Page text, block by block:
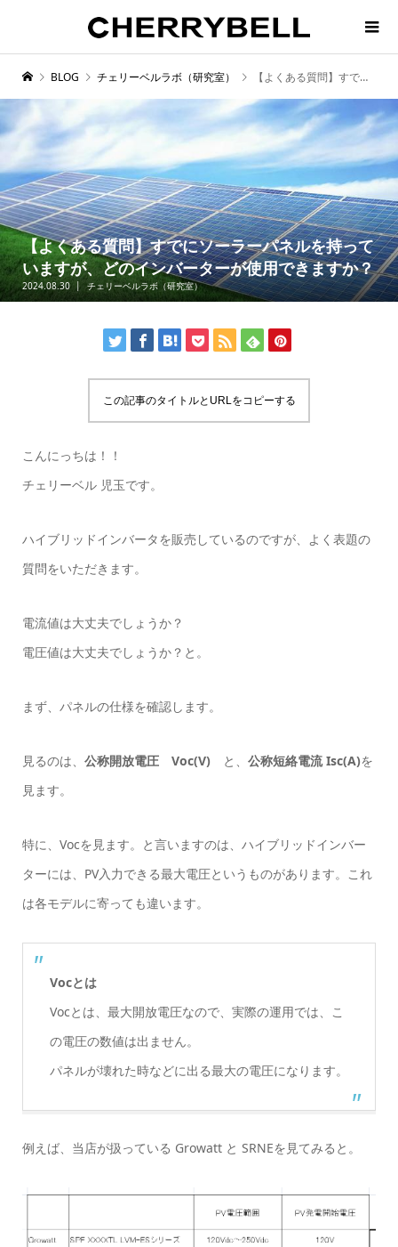
BLOG チェリーベルラボ（研究室） 【よくある質問】すでにソーラーパネルを持っていますが、どのインバーターが使用できますか？
【よくある質問】すでにソーラーパネルを持って
いますが、どのインバーターが使用できますか？
2024.08.30 チェリーベルラボ（研究室）
この記事のタイトルとURLをコピーする
こんにっちは！！
チェリーベル 児玉です。
ハイブリッドインバータを販売しているのですが、よく表題の
質問をいただきます。
電流値は大丈夫でしょうか？
電圧値は大丈夫でしょうか？と。
まず、パネルの仕様を確認します。
見るのは、 公称開放電圧 Voc(V)と、 公称短絡電流 Isc(A)を
見ます。
特に、Vocを見ます。と言いますのは、ハイブリッドインバー
ターには、PV入力できる最大電圧というものがあります。これ
は各モデルに寄っても違います。
Vocとは
Vocとは、最大開放電圧なので、実際の運用では、こ
の電圧の数値は出ません。
パネルが壊れた時などに出る最大の電圧になります。
例えば、当店が扱っている Growatt と SRNEを見てみると。